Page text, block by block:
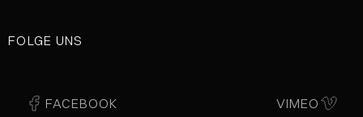
FOLGE UNS
FACEBOOK VIMEO